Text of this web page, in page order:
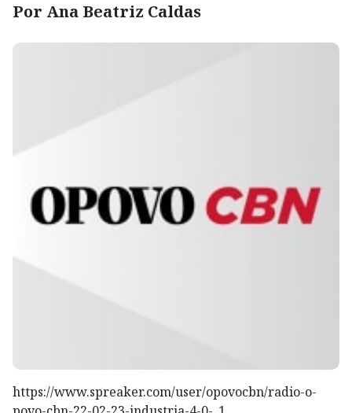
Por Ana Beatriz Caldas
https://www.spreaker.com/user/opovocbn/radio-o-